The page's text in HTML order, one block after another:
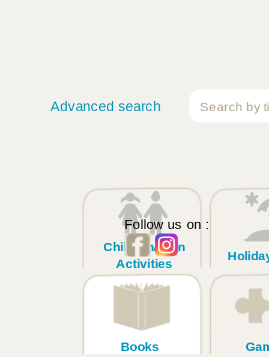
Advanced search
Follow us on :
Children/Teen
Activities
Books